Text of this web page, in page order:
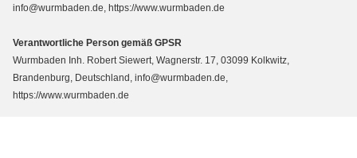
info@wurmbaden.de, https://www.wurmbaden.de
Verantwortliche Person gemäß GPSR
Wurmbaden Inh. Robert Siewert, Wagnerstr. 17, 03099 Kolkwitz,
Brandenburg, Deutschland, info@wurmbaden.de,
https://www.wurmbaden.de